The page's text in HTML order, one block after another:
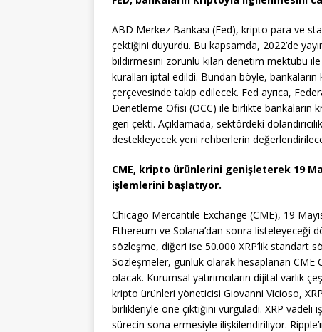
ABD Merkez Bankası (Fed), kripto para ve
çektiğini duyurdu. Bu kapsamda, 2022’de
bildirmesini zorunlu kılan denetim mektubu
kuralları iptal edildi. Bundan böyle,
çerçevesinde takip edilecek. Fed ayrıca,
Denetleme Ofisi (OCC) ile birlikte bankaların
geri çekti. Açıklamada, sektördeki
destekleyecek yeni rehberlerin
CME, kripto ürünlerini genişleterek 19
işlemlerini başlatıyor.
Chicago Mercantile Exchange (CME), 19
Ethereum ve Solana’dan sonra listeleyeceği
sözleşme, diğeri ise 50.000 XRP’lik standart
Sözleşmeler, günlük olarak hesaplanan CME
olacak. Kurumsal yatırımcıların dijital varlık
kripto ürünleri yöneticisi Giovanni Vicioso,
birlikleriyle öne çıktığını vurguladı. XRP
sürecin sona ermesiyle ilişkilendiriliyor.